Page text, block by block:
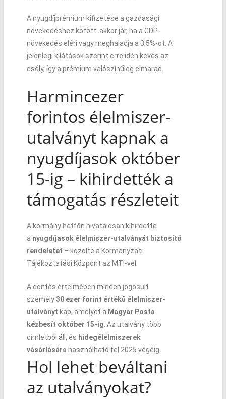
A nyugdíjprémium kifizetése a gazdasági
növekedéshez kötött: akkor jár, ha a GDP-
növekedés eléri vagy meghaladja a 3,5%-ot. A
jelenlegi kilátások szerint erre idén kevés az
esély, így a prémium valószínűleg elmarad.
Harmincezer
forintos élelmiszer-
utalványt kapnak a
nyugdíjasok október
15-ig – kihirdették a
támogatás részleteit
A kormány hétfőn hivatalosan kihirdette
a nyugdíjasok élelmiszer-utalványát biztosító
rendeletet – közölte a Kormányzati
Tájékoztatási Központ az MTI-vel.
A döntés értelmében minden jogosult
személy30 ezer forint értékű élelmiszer-
utalványt kap, amelyet a Magyar Posta
kézbesít október 15-ig . Az utalvány több
címletből áll, és hidegélelmiszerek
vásárlására használható fel 2025 végéig.
Hol lehet beváltani
az utalványokat?